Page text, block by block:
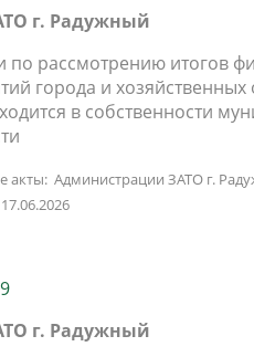
г. Радужный
по рассмотрению итогов
города и
в собственности
акты: Администрации ЗАТО г.
г. Радужный